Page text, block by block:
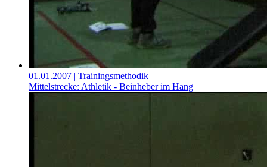
01.01.2007 | Trainingsmethodik
Mittelstrecke: Athletik - Beinheber im Hang